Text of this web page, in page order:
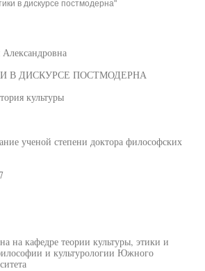
в дискурсе постмодерна"
В ДИСКУРСЕ ПОСТМОДЕРНА
культуры
ученой степени доктора философских
на кафедре теории культуры, этики и
и культурологии Южного